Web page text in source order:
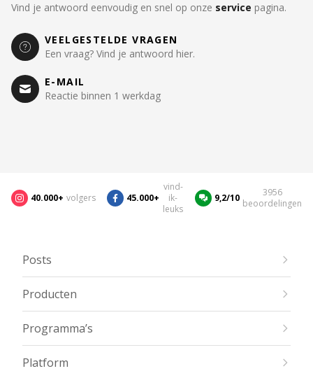
Vind je antwoord eenvoudig en snel op onze service pagina.
VEELGESTELDE VRAGEN
Een vraag? Vind je antwoord hier.
E-MAIL
Reactie binnen 1 werkdag
40.000+ volgers 45.000+
vind-
ik-
leuks
9,2/10
3956
beoordelingen
Posts
Producten
Programma’s
Platform